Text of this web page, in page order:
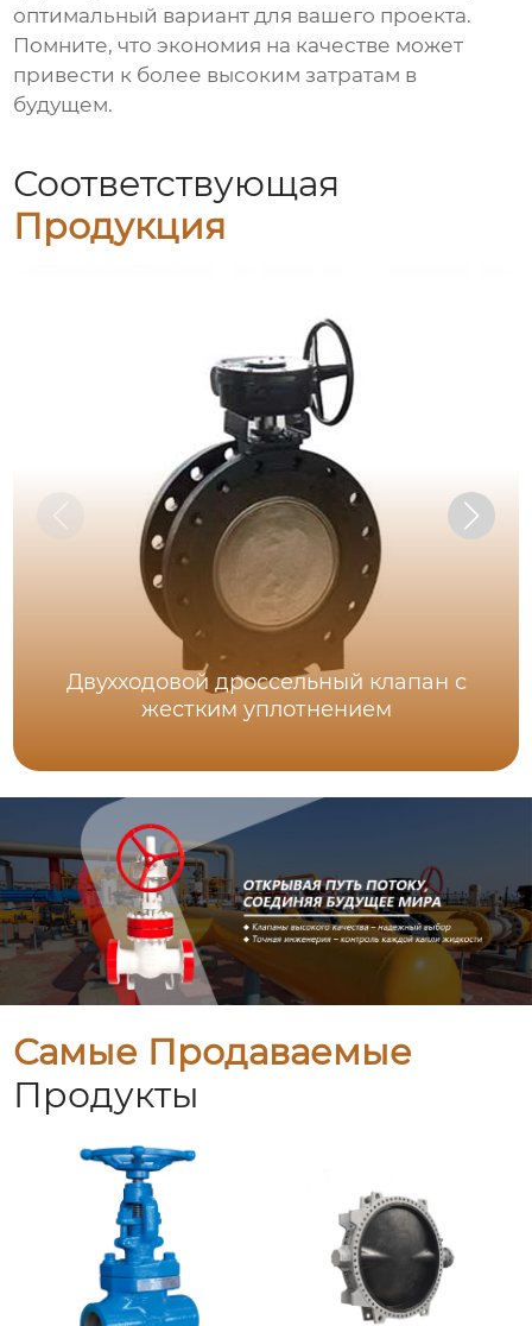
оптимальный вариант для вашего проекта.
Помните, что экономия на качестве может
привести к более высоким затратам в
будущем.
Соответствующая
Продукция
Двухходовой дроссельный клапан с
жестким уплотнением
Самые Продаваемые
Продукты